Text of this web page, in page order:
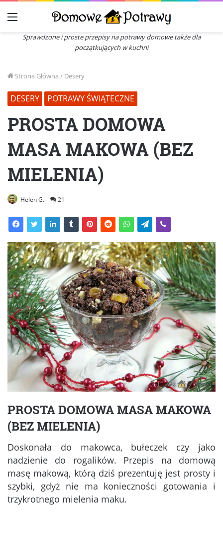
Menu
Sprawdzone i proste przepisy na potrawy domowe także dla
początkujących w kuchni
Strona Główna / Desery
DESERY POTRAWY ŚWIĄTECZNE
PROSTA DOMOWA
MASA MAKOWA (BEZ
MIELENIA)
Helen G. 21
PROSTA DOMOWA MASA MAKOWA
(BEZ MIELENIA)
Doskonała do makowca, bułeczek czy jako
nadzienie do rogalików. Przepis na domową
masę makową, którą dziś prezentuję jest prosty i
szybki, gdyż nie ma konieczności gotowania i
trzykrotnego mielenia maku.